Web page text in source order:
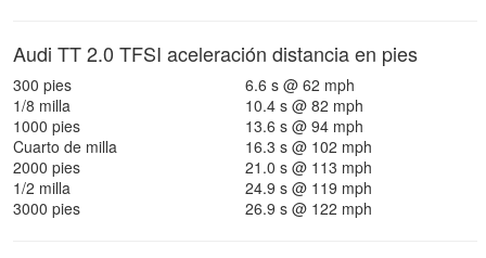
Audi TT 2.0 TFSI aceleración distancia en pies
300 pies
6.6 s @ 62 mph
1/8 milla
10.4 s @ 82 mph
1000 pies
13.6 s @ 94 mph
Cuarto de milla
16.3 s @ 102 mph
2000 pies
21.0 s @ 113 mph
1/2 milla
24.9 s @ 119 mph
3000 pies
26.9 s @ 122 mph